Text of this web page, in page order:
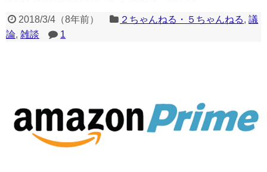
2018/3/4（8年前） ２ちゃんねる・５ちゃんねる,議
論, 雑談 1